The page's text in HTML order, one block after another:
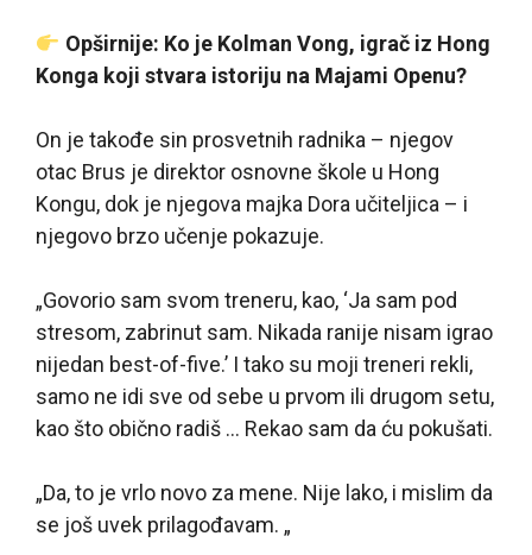
Opširnije: Ko je Kolman Vong, igrač iz Hong
Konga koji stvara istoriju na Majami Openu?
On je takođe sin prosvetnih radnika – njegov
otac Brus je direktor osnovne škole u Hong
Kongu, dok je njegova majka Dora učiteljica – i
njegovo brzo učenje pokazuje.
„Govorio sam svom treneru, kao, ‘Ja sam pod
stresom, zabrinut sam. Nikada ranije nisam igrao
nijedan best-of-five.’ I tako su moji treneri rekli,
samo ne idi sve od sebe u prvom ili drugom setu,
kao što obično radiš … Rekao sam da ću pokušati.
„Da, to je vrlo novo za mene. Nije lako, i mislim da
se još uvek prilagođavam. „